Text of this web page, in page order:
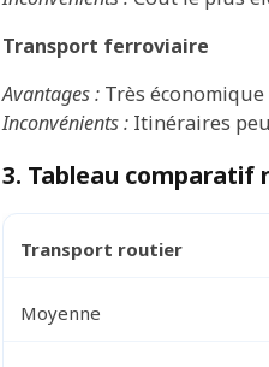
Transport ferroviaire
Avantages :Très
Inconvénients :Itinéraires
3. Tableau
Transport routier
Moyenne